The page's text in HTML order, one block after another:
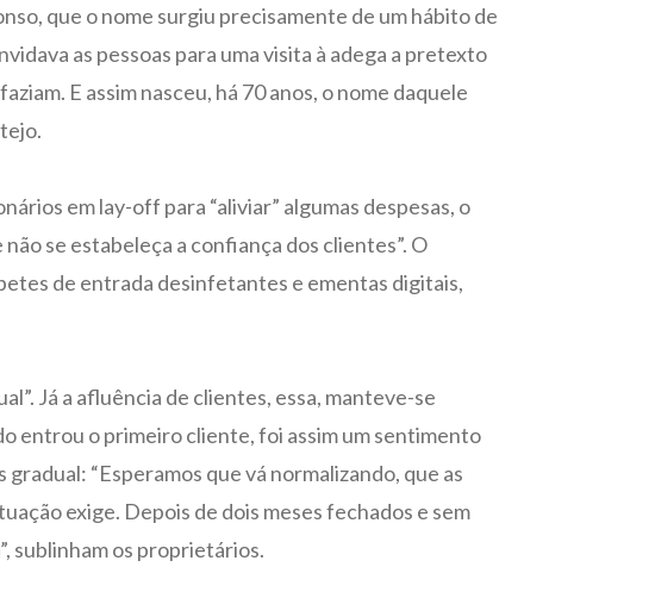
que o nome surgiu precisamente de um hábito de
as pessoas para uma visita à adega a pretexto
E assim nasceu, há 70 anos, o nome daquele
em lay-off para “aliviar” algumas despesas, o
se estabeleça a confiança dos clientes”. O
de entrada desinfetantes e ementas digitais,
Já a afluência de clientes, essa, manteve-se
entrou o primeiro cliente, foi assim um sentimento
“Esperamos que vá normalizando, que as
exige. Depois de dois meses fechados e sem
sublinham os proprietários.